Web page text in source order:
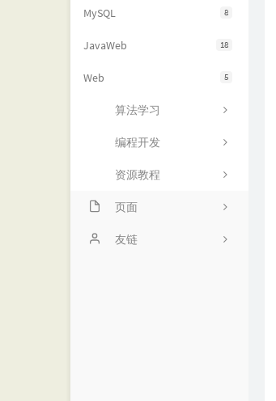
8
MySQL
18
JavaWeb
5
Web
算法学习
编程开发
资源教程
页面
项目友链